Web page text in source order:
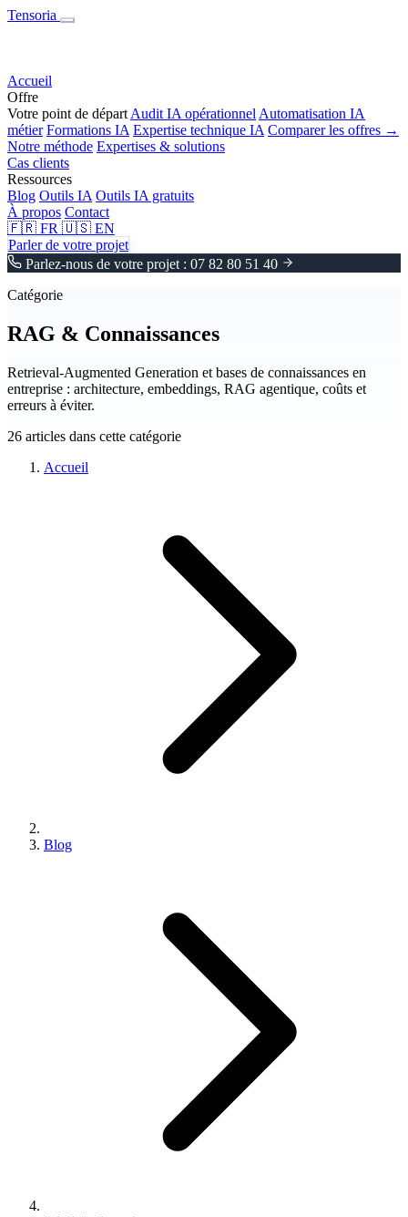
Tensoria
Accueil
Offre
Votre point de départ Audit IA opérationnel Automatisation IA
métier Formations IA Expertise technique IA Comparer les offres →
Notre méthode Expertises & solutions
Cas clients
Ressources
Blog Outils IA Outils IA gratuits
À propos Contact
🇫🇷 FR 🇺🇸 EN
Parler de votre projet
Parlez-nous de votre projet : 07 82 80 51 40
Catégorie
RAG & Connaissances
Retrieval-Augmented Generation et bases de connaissances en
entreprise : architecture, embeddings, RAG agentique, coûts et
erreurs à éviter.
26 articles dans cette catégorie
Accueil
Blog